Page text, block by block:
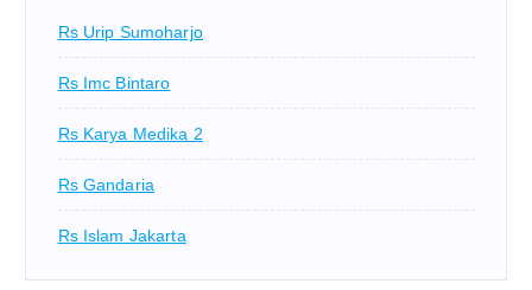
Rs Urip Sumoharjo
Rs Imc Bintaro
Rs Karya Medika 2
Rs Gandaria
Rs Islam Jakarta